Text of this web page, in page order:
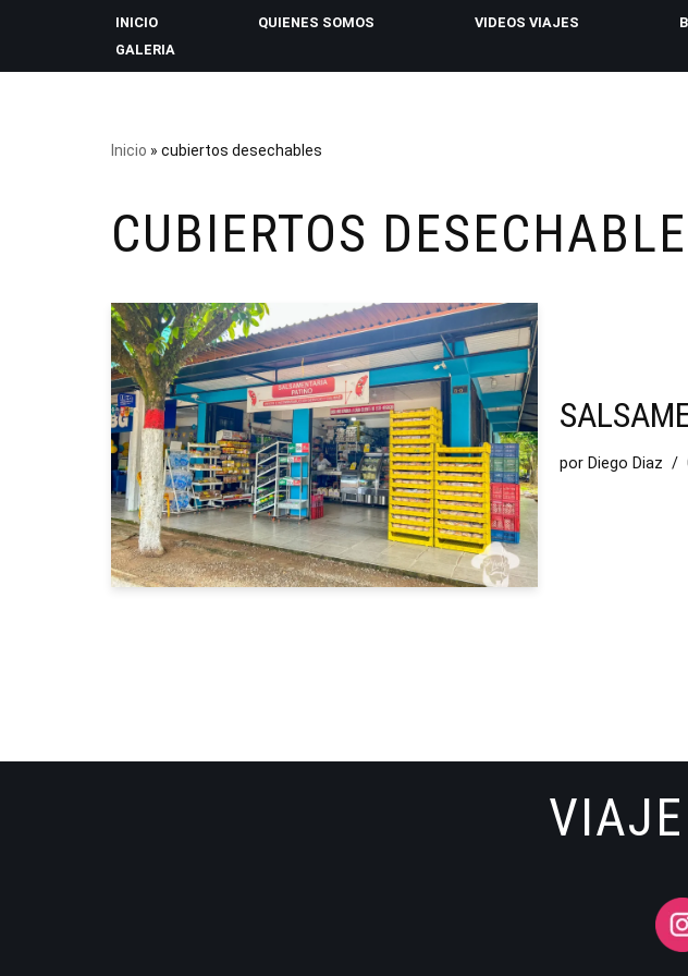
INICIO QUIENES SOMOS VIDEOS VIAJES
GALERIA
Inicio » cubiertos desechables
CUBIERTOS
por Diego Diaz